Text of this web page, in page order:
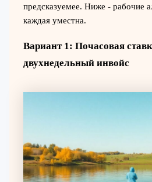
предсказуемее. Ниже - рабочие
каждая уместна.
Вариант 1: Почасовая
двухнедельный инвойс